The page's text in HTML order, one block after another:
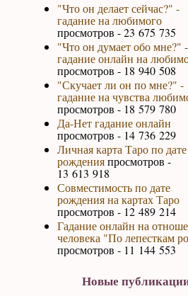
"Что он делает сейчас?" -
гадание на любимого
просмотров - 23 675 735
"Что он думает обо мне?" -
гадание онлайн на
просмотров - 18 940 508
"Скучает ли он по мне?" -
гадание на чувства
просмотров - 18 579 780
Да-Нет гадание онлайн
просмотров - 14 736 229
Личная карта Таро по дате
рожденияпросмотров -
13 613 918
Совместимость по дате
рождения на картах Таро
просмотров - 12 489 214
Гадание онлайн на
человека "По лепесткам
просмотров - 11 144 553
Новые